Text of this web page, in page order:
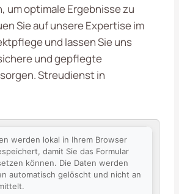
um optimale Ergebnisse zu
Sie auf unsere Expertise im
und lassen Sie uns
und gepflegte
Streudienst in
werden lokal in Ihrem Browser
damit Sie das Formular
können. Die Daten werden
automatisch gelöscht und nicht an